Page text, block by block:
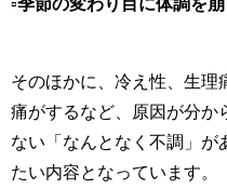
▫️季節の変わり目に体調を崩
そのほかに、冷え性、生理
痛がするなど、
原因が分か
ない「なんとなく不調」が
たい内容となっています。